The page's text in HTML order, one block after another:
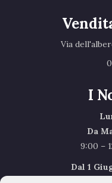
Via
I
Da
9:00 –
Dal 1